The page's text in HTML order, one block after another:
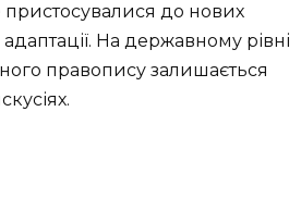
пристосувалися до нових
На державному рівні
правопису залишається